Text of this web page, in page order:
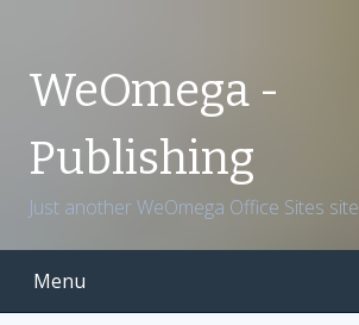
WeOmega -
Publishing
Just another WeOmega Office Sites site
Menu